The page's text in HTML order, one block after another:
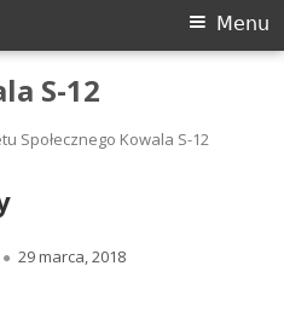
S-12
Społecznego Kowala S-12
Menu
Opublikowano
29 marca, 2018